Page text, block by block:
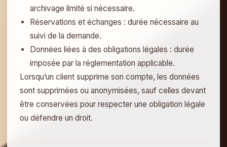
archivage limité si nécessaire.
Réservations et échanges : durée nécessaire au
suivi de la demande.
Données liées à des obligations légales : durée
imposée par la réglementation applicable.
Lorsqu’un client supprime son compte, les données
sont supprimées ou anonymisées, sauf celles devant
être conservées pour respecter une obligation légale
ou défendre un droit.